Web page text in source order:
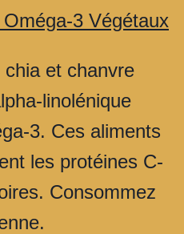
3 Végétaux
et chanvre
linolénique
3. Ces aliments
les protéines C-
Consommez